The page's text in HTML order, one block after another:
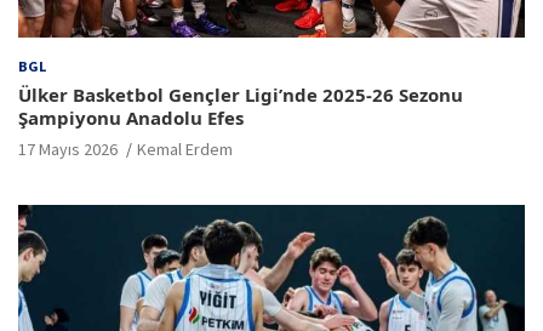
BGL
Ülker Basketbol Gençler Ligi’nde 2025-26 Sezonu
Şampiyonu Anadolu Efes
17 Mayıs 2026 Kemal Erdem